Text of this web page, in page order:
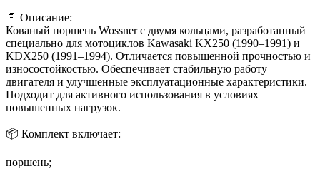
📄 Описание:
Кованый поршень Wossner с двумя кольцами, разработанный
специально для мотоциклов Kawasaki KX250 (1990–1991) и
KDX250 (1991–1994). Отличается повышенной прочностью и
износостойкостью. Обеспечивает стабильную работу
двигателя и улучшенные эксплуатационные характеристики.
Подходит для активного использования в условиях
повышенных нагрузок.
📦 Комплект включает:
поршень;